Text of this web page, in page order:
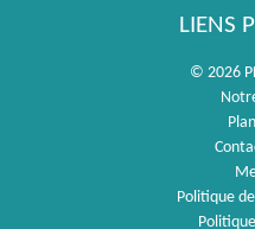
LIENS
© 2026
Politique